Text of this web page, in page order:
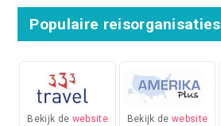
Populaire reisorganisaties
Bekijk de website Bekijk dewebsite